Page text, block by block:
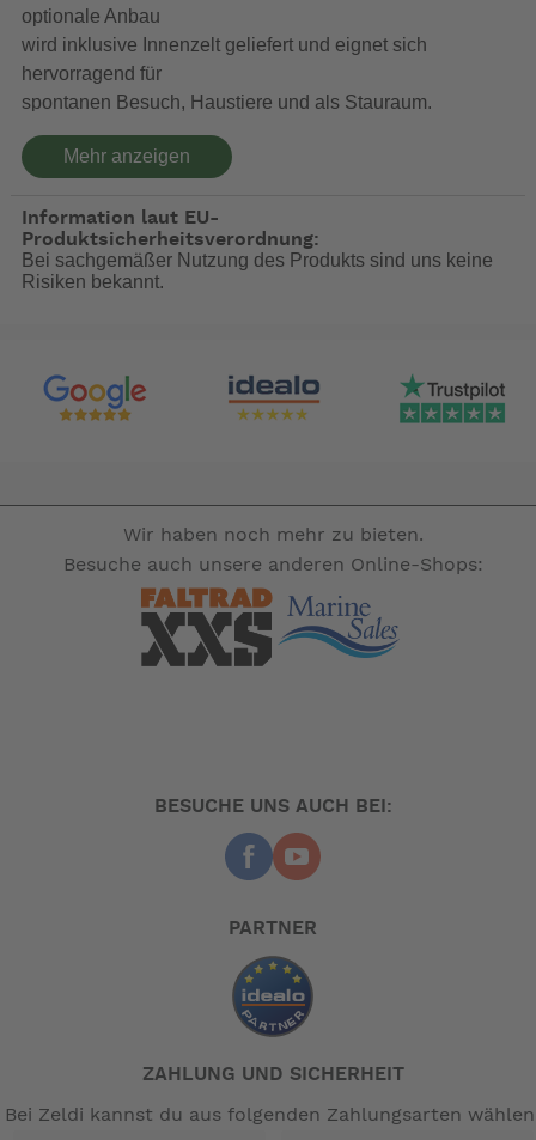
optionale Anbau
wird inklusive Innenzelt geliefert und eignet sich
hervorragend für
spontanen Besuch, Haustiere und als Stauraum.
Verwenbar für das Pop Air TOUR 290/340/365
Material: Weathershield TOUR
Breite: 210 cm
Tiefe: 145 cm
Inklusive Innenzelt
-- Auf Produktfotos angezeigte Dekorationsartikel gehören
nicht zum Leistungsumfang. --
Mehr anzeigen
Information laut EU-
Produktsicherheitsverordnung:
Bei sachgemäßer Nutzung des Produkts sind uns keine
Risiken bekannt.
Wir haben noch mehr zu bieten.
Besuche auch unsere anderen Online-Shops:
BESUCHE UNS AUCH BEI:
PARTNER
ZAHLUNG UND SICHERHEIT
Bei Zeldi kannst du aus folgenden Zahlungsarten